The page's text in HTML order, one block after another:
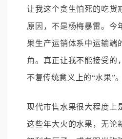
让我这个贪生怕死的吃货
原因，不是杨梅暴雷。今
果生产运销体系中运输端
角。真正让我不能接受的
不复传统意义上的“水果”。
现代市售水果很大程度上
这些年大火的水果，无论